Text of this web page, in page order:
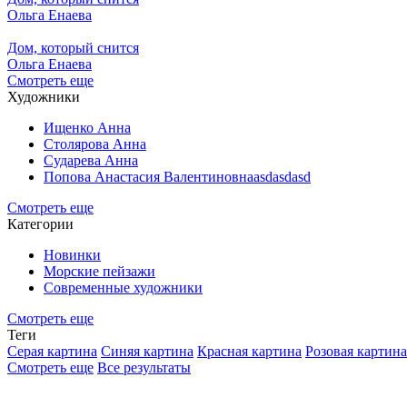
Ольга Енаева
Дом, который снится
Ольга Енаева
Смотреть еще
Художники
Ищенко Анна
Столярова Анна
Сударева Анна
Попова Анастасия Валентиновнаasdasdasd
Смотреть еще
Категории
Новинки
Морские пейзажи
Современные художники
Смотреть еще
Теги
Серая картина Синяя картина Красная картина Розовая картина
Смотреть еще Все результаты